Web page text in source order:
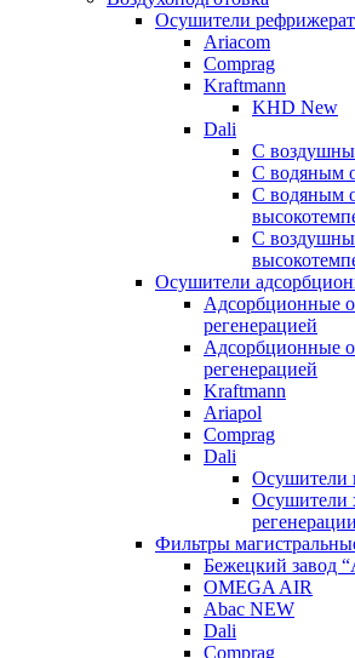
Осушители
Ariacom
Comprag
Kraftmann
KHD New
Dali
C
C водяным
С водяным
C
Осушители
Адсорбционные
регенерацией
Адсорбционные
регенерацией
Kraftmann
Ariapol
Comprag
Dali
Осушители
Осушители
регенерации
Фильтры
Бежецкий завод
OMEGA AIR
Abac NEW
Dali
Comprag